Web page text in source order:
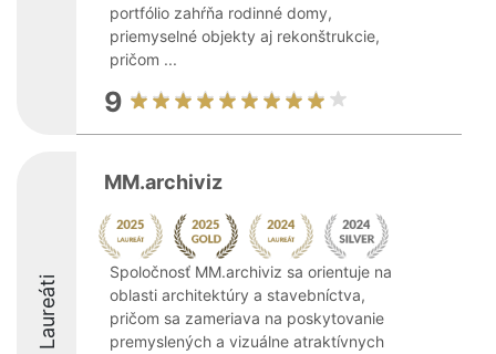
portfólio zahŕňa rodinné domy,
priemyselné objekty aj rekonštrukcie,
pričom ...
9
Laureáti
MM.archiviz
Spoločnosť MM.archiviz sa orientuje na
oblasti architektúry a stavebníctva,
pričom sa zameriava na poskytovanie
premyslených a vizuálne atraktívnych